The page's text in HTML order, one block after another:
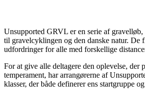
Unsupported GRVL er en serie af
til gravelcyklingen og den danske natur. De
udfordringer for alle med forskellige
For at give alle deltagere den oplevelse, der
temperament, har arrangørerne af
klasser, der både definerer ens startgruppe